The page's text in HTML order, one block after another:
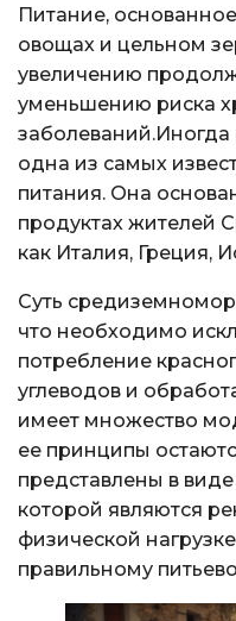
Питание,
овощах и цельном
увеличению
уменьшению риска
одна из самых
питания. Она
продуктах жителей
как Италия, Греция,
Суть
что необходимо
потребление
углеводов и
имеет множество
ее принципы
представлены в
которой являются
физической
правильному